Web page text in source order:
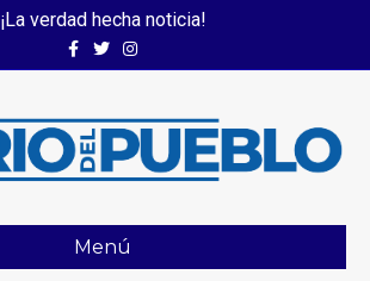
¡La verdad hecha noticia!
FacebookTwitterInstagram
Menú